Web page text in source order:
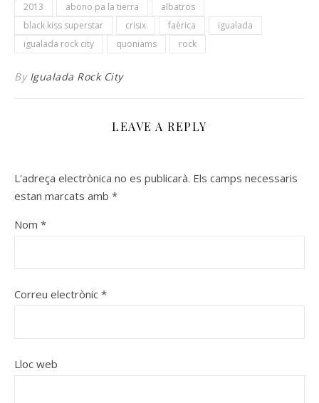
2013 abono pa la tierra
albatros
black kiss superstar
crisix faèrica
igualada
igualada rock city
quoniams rock
By Igualada Rock City
LEAVE A REPLY
L'adreça electrònica no es publicarà. Els camps necessaris
estan marcats amb *
Nom *
Correu electrònic *
Lloc web